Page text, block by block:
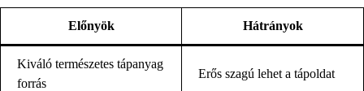
Előnyök Hátrányok
Kiváló természetes tápanyag
forrás
Erős szagú lehet a tápoldat